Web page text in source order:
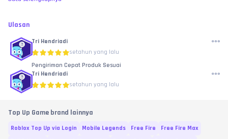
Ulasan
Tri Hendriadi
setahun yang lalu
Pengiriman Cepat Produk Sesuai
Tri Hendriadi
setahun yang lalu
Top Up Game brand lainnya
Roblox Top Up via Login Mobile Legends Free Fire
Free Fire Max